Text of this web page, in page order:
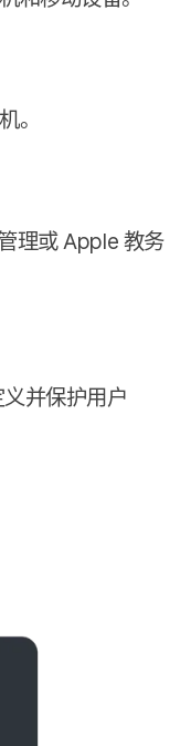
。
理​或Apple 教务​
并​保护​用户​